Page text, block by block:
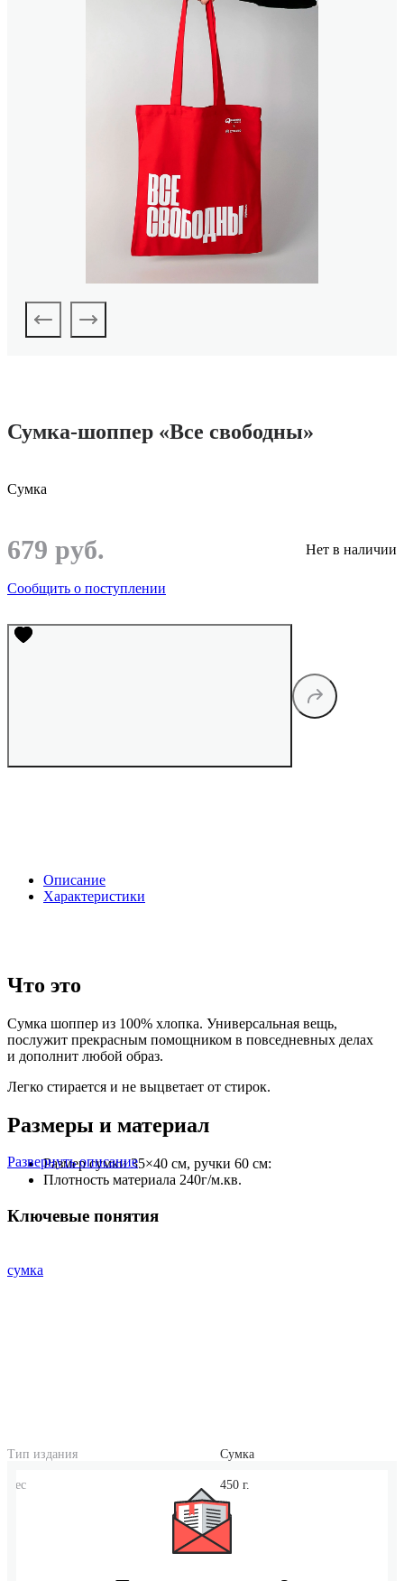
Сумка-шоппер «Все свободны»
Сумка
679 руб. Нет в наличии
Сообщить о поступлении
Описание
Характеристики
Что это
Сумка шоппер из 100% хлопка. Универсальная вещь,
послужит прекрасным помощником в повседневных делах
и дополнит любой образ.
Легко стирается и не выцветает от стирок.
Размеры и материал
Размер сумки 35×40 см, ручки 60 см:
Плотность материала 240г/м.кв.
Развернуть описание
Ключевые понятия
сумка
Тип издания Сумка
Вес 450 г.